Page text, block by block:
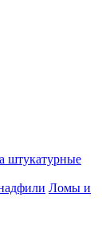
штукатурные
Ломы и